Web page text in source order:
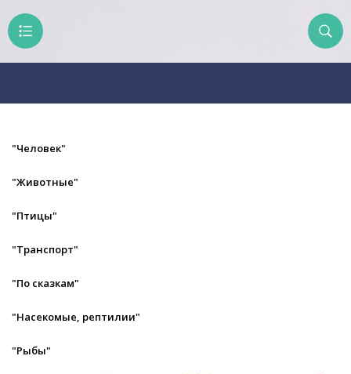
"Человек"
"Животные"
"Птицы"
"Транспорт"
"По сказкам"
"Насекомые, рептилии"
"Рыбы"